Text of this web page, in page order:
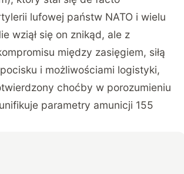
lufowej państw NATO i wielu
wziął się on znikąd, ale z
między zasięgiem, siłą
i możliwościami logistyki,
choćby w porozumieniu
parametry amunicji 155